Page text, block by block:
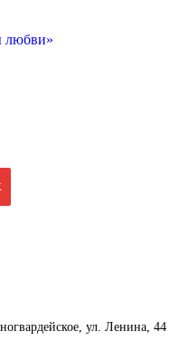
любви»
ул. Ленина, 44